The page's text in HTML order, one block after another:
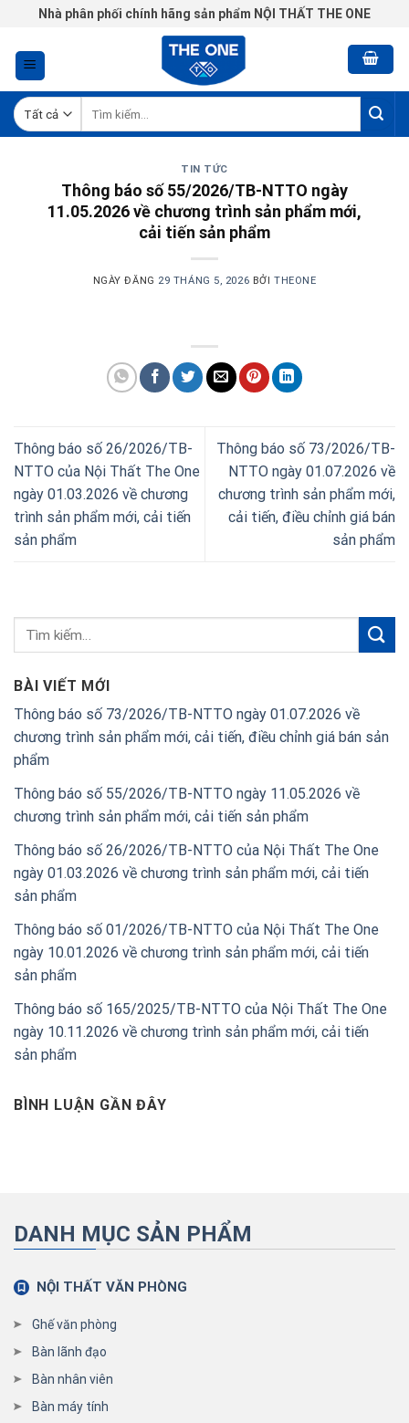
Chuyển
nội
dung
Nhà phân phối chính hãng sản phẩm NỘI THẤT THE ONE
kiếm:
TIN TỨC
Thông báo số 55/2026/TB-NTTO ngày
11.05.2026 về chương trình sản phẩm mới,
cải tiến sản phẩm
NGÀY ĐĂNG 29 THÁNG 5, 2026 BỞI THEONE
Thông báo số 26/2026/TB-
NTTO của Nội Thất The One
ngày 01.03.2026 về chương
trình sản phẩm mới, cải tiến
sản phẩm
Thông báo số 73/2026/TB-
NTTO ngày 01.07.2026 về
chương trình sản phẩm mới,
cải tiến, điều chỉnh giá bán
sản phẩm
BÀI VIẾT MỚI
Thông báo số 73/2026/TB-NTTO ngày 01.07.2026 về
chương trình sản phẩm mới, cải tiến, điều chỉnh giá bán sản
phẩm
Thông báo số 55/2026/TB-NTTO ngày 11.05.2026 về
chương trình sản phẩm mới, cải tiến sản phẩm
Thông báo số 26/2026/TB-NTTO của Nội Thất The One
ngày 01.03.2026 về chương trình sản phẩm mới, cải tiến
sản phẩm
Thông báo số 01/2026/TB-NTTO của Nội Thất The One
ngày 10.01.2026 về chương trình sản phẩm mới, cải tiến
sản phẩm
Thông báo số 165/2025/TB-NTTO của Nội Thất The One
ngày 10.11.2026 về chương trình sản phẩm mới, cải tiến
sản phẩm
BÌNH LUẬN GẦN ĐÂY
DANH MỤC SẢN PHẨM
NỘI THẤT VĂN PHÒNG
Ghế văn phòng
Bàn lãnh đạo
Bàn nhân viên
Bàn máy tính